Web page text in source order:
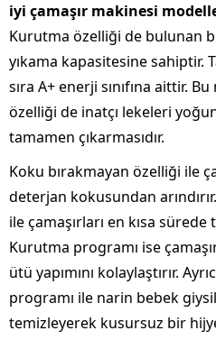
iyi çamaşır makinesi
Kurutma özelliği de bulunan
yıkama kapasitesine sahiptir.
sıra A+ enerji sınıfına aittir.
özelliği de inatçı lekeleri
tamamen çıkarmasıdır.
Koku bırakmayan özelliği ile
deterjan kokusundan
ile çamaşırları en kısa
Kurutma programı ise
ütü yapımını kolaylaştırır.
programı ile narin bebek
temizleyerek kusursuz bir